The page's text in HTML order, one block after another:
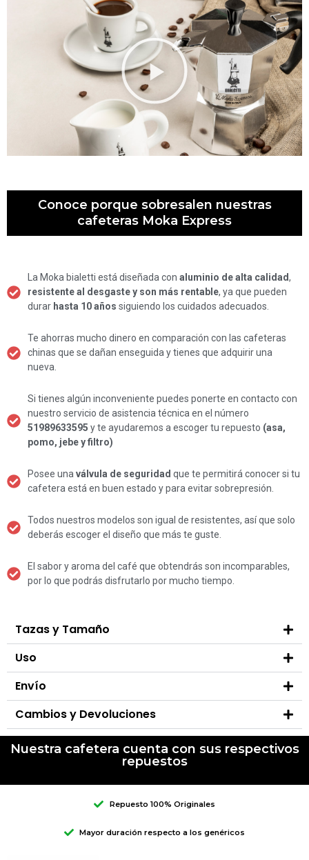
Conoce porque sobresalen nuestras
cafeteras Moka Express
La Moka bialetti está diseñada con aluminio de alta calidad,
resistente al desgaste y son más rentable, ya que pueden
durar hasta 10 años siguiendo los cuidados adecuados.
Te ahorras mucho dinero en comparación con las cafeteras
chinas que se dañan enseguida y tienes que adquirir una
nueva.
Si tienes algún inconveniente puedes ponerte en contacto con
nuestro servicio de asistencia técnica en el número
51989633595 y te ayudaremos a escoger tu repuesto (asa,
pomo, jebe y filtro)
Posee unaválvula de seguridad que te permitirá conocer si tu
cafetera está en buen estado y para evitar sobrepresión.
Todos nuestros modelos son igual de resistentes, así que solo
deberás escoger el diseño que más te guste.
El sabor y aroma del café que obtendrás son incomparables,
por lo que podrás disfrutarlo por mucho tiempo.
Tazas y Tamaño
Uso
Envío
Cambios y Devoluciones
Nuestra cafetera cuenta con sus respectivos
repuestos
Repuesto 100% Originales
Mayor duración respecto a los genéricos